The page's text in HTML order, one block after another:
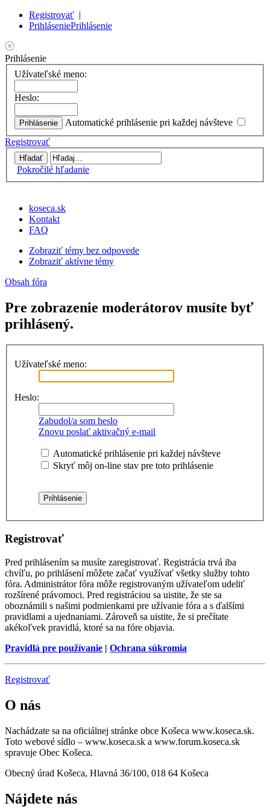
Registrovať |
PrihláseniePrihlásenie
Prihlásenie
Užívateľské meno:
Heslo:
Automatické prihlásenie pri každej návšteve
Registrovať
Pokročilé hľadanie
koseca.sk
Kontakt
FAQ
Zobraziť témy bez odpovede
Zobraziť aktívne témy
Obsah fóra
Pre zobrazenie moderátorov musíte byť
prihlásený.
Užívateľské meno:
Heslo:
Zabudol/a som heslo
Znovu poslať aktivačný e-mail
Automatické prihlásenie pri každej návšteve
Skryť môj on-line stav pre toto prihlásenie
Registrovať
Pred prihlásením sa musíte zaregistrovať. Registrácia trvá iba
chvíľu, po prihlásení môžete začať využívať všetky služby tohto
fóra. Administrátor fóra môže registrovaným užívateľom udeliť
rozšírené právomoci. Pred registráciou sa uistite, že ste sa
oboznámili s našimi podmienkami pre užívanie fóra a s ďalšími
pravidlami a ujednaniami. Zároveň sa uistite, že si prečítate
akékoľvek pravidlá, ktoré sa na fóre objavia.
Pravidlá pre používanie | Ochrana súkromia
Registrovať
O nás
Nachádzate sa na oficiálnej stránke obce Košeca www.koseca.sk.
Toto webové sídlo – www.koseca.sk a www.forum.koseca.sk
spravuje Obec Košeca.
Obecný úrad Košeca, Hlavná 36/100, 018 64 Košeca
Nájdete nás